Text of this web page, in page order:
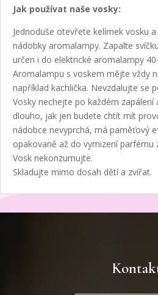
Jak používat naše vosky:
Jednoduše otevřete kelímek vosku
nádobky aromalampy. Zapalte
určen i do elektrické aromalampy
Aromalampu s voskem mějte vždy
například kachlička. Nevzdalujte se
Vosky nechejte po každém
dlouho, jak jen budete chtít mít
nádobce nevyprchá, má paměťový
opakovaně až do vymizení parfému
Vosk nekonzumujte.
Skladujte mimo dosah dětí a zvířat.